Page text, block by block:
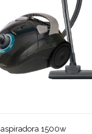
aspiradora 1500w